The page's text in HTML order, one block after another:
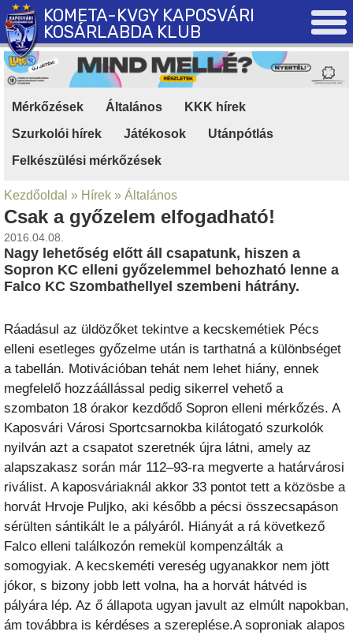
KOMETA-KVGY KAPOSVÁRI
KOSÁRLABDA KLUB
Mérkőzések Általános KKK hírek
Szurkolói hírek
Játékosok Utánpótlás
Felkészülési mérkőzések
Kezdőoldal » Hírek » Általános
Csak a győzelem elfogadható!
2016.04.08.
Nagy lehetőség előtt áll csapatunk, hiszen a
Sopron KC elleni győzelemmel behozható lenne a
Falco KC Szombathellyel szembeni hátrány.
Ráadásul az üldözőket tekintve a kecskemétiek Pécs
elleni esetleges győzelme után is tarthatná a különbséget
a tabellán. Motivációban tehát nem lehet hiány, ennek
megfelelő hozzáállással pedig sikerrel vehető a
szombaton 18 órakor kezdődő Sopron elleni mérkőzés. A
Kaposvári Városi Sportcsarnokba kilátogató szurkolók
nyilván azt a csapatot szeretnék újra látni, amely az
alapszakasz során már 112–93-ra megverte a határvárosi
riválist. A kaposváriaknál akkor 33 pontot tett a közösbe a
horvát Hrvoje Puljko, aki később a pécsi összecsapáson
sérülten sántikált le a pályáról. Hiányát a rá következő
Falco elleni találkozón remekül kompenzálták a
somogyiak. A kecskeméti vereség ugyanakkor nem jött
jókor, s bizony jobb lett volna, ha a horvát hátvéd is
pályára lép. Az ő állapota ugyan javult az elmúlt napokban,
ám továbbra is kérdéses a szereplése.A soproniak alapos